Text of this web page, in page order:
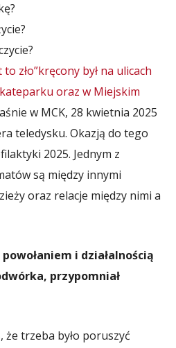
zło”kręcony był na ulicach
oraz w Miejskim
w MCK, 28 kwietnia 2025
teledysku. Okazją do tego
2025. Jednym z
są między innymi
oraz relacje między nimi a
i działalnością
przypomniał
że trzeba było poruszyć